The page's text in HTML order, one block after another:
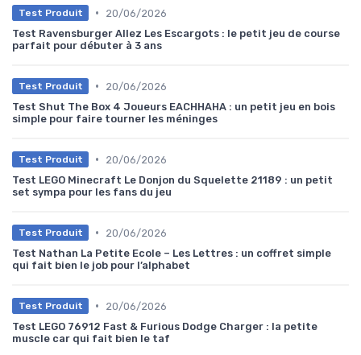
Test Produit •
20/06/2026
Test Ravensburger Allez Les Escargots : le petit jeu de course
parfait pour débuter à 3 ans
Test Produit •
20/06/2026
Test Shut The Box 4 Joueurs EACHHAHA : un petit jeu en bois
simple pour faire tourner les méninges
Test Produit •
20/06/2026
Test LEGO Minecraft Le Donjon du Squelette 21189 : un petit
set sympa pour les fans du jeu
Test Produit •
20/06/2026
Test Nathan La Petite Ecole – Les Lettres : un coffret simple
qui fait bien le job pour l’alphabet
Test Produit •
20/06/2026
Test LEGO 76912 Fast & Furious Dodge Charger : la petite
muscle car qui fait bien le taf